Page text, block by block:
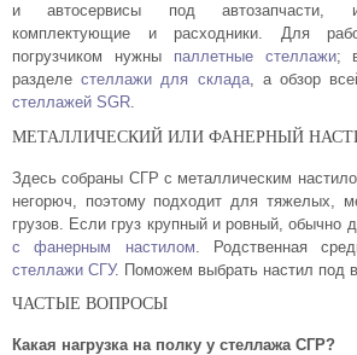
и автосервисы под автозапчасти,
комплектующие и расходники. Для
погрузчиком нужны паллетные стеллажи;
разделестеллажи для склада, а обзор
стеллажей SGR.
МЕТАЛЛИЧЕСКИЙ ИЛИ ФАНЕРНЫЙ
Здесь собраны СГР с металлическим
негорюч, поэтому подходит для тяжелых,
грузов. Если груз крупный и ровный, обычно
с фанерным настилом . Родственная
стеллажи СГУ. Поможем выбрать настил под
ЧАСТЫЕ ВОПРОСЫ
Какая нагрузка на полку у стеллажа СГР?